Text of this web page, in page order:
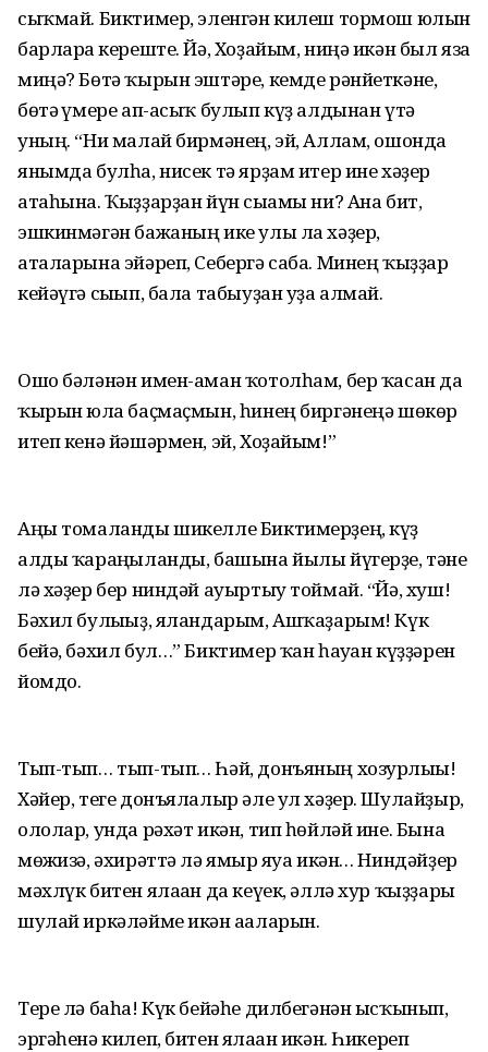
сыҡмай. Биктимер, эленгән килеш тормош юлын
барлар­ға кереште. Йә, Хоҙайым, ниңә икән был яза
миңә? Бөтә ҡырын эштәре, кемде рәнйеткәне,
бөтә ғүмере ап-асыҡ булып күҙ алдынан үтә
уның. “Ни малай бирмәнең, эй, Аллам, ошонда
янымда булһа, нисек тә ярҙам итер ине хәҙер
атаһына. Ҡыҙҙарҙан йүн сығамы ни? Ана бит,
эшкинмәгән бажаның ике улы ла хәҙер,
аталарына эйәреп, Себергә саба. Минең ҡыҙҙар
кейәүгә сығып, бала табыуҙан уҙа алмай.
Ошо бәләнән имен-аман ҡотолһам, бер ҡасан да
ҡырын юлға баҫмаҫмын, һинең биргәнеңә шөкөр
итеп кенә йәшәрмен, эй, Хоҙайым!”
Аңы томаланды шикелле Биктимерҙең, күҙ
алды ҡараңғыланды, башына йылы йүгерҙе, тәне
лә хәҙер бер ниндәй ауыртыу тоймай. “Йә, хуш!
Бәхил булығыҙ, яландарым, Ашҡаҙарым! Күк
бейә, бәхил бул…” Биктимер ҡан һауған күҙҙәрен
йомдо.
Тып-тып… тып-тып… Һәй, донъяның хозурлығы!
Хәйер, теге донъялалыр әле ул хәҙер. Шулайҙыр,
ололар, унда рәхәт икән, тип һөйләй ине. Бына
мөғжизә, әхирәттә лә ямғыр яуа икән… Ниндәйҙер
мәхлүк битен ялаған да кеүек, әллә хур ҡыҙҙары
шулай иркәләйме икән ағаларын.
Тере лә баһа! Күк бейәһе дилбегәнән ысҡынып,
эргәһенә килеп, битен ялаған икән. Һикереп